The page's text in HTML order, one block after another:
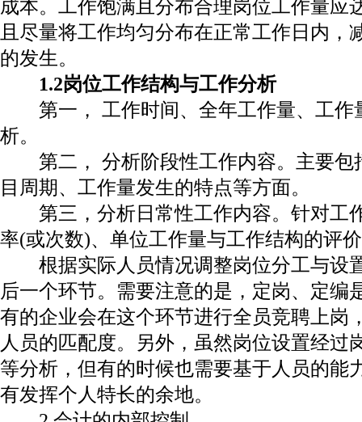
成本。工作饱满且分布合理岗位工作量应
且尽量将工作均匀分布在正常工作日内，
的发生。
1.2岗位工作结构与工作分析
第一， 工作时间、全年工作量、工
析。
第二， 分析阶段性工作内容。主要
目周期、工作量发生的特点等方面。
第三，分析日常性工作内容。针对工
率(或次数)、单位工作量与工作结构的评
根据实际人员情况调整岗位分工与设
后一个环节。需要注意的是，定岗、定编
有的企业会在这个环节进行全员竞聘上岗
人员的匹配度。另外，虽然岗位设置经过
等分析，但有的时候也需要基于人员的能
有发挥个人特长的余地。